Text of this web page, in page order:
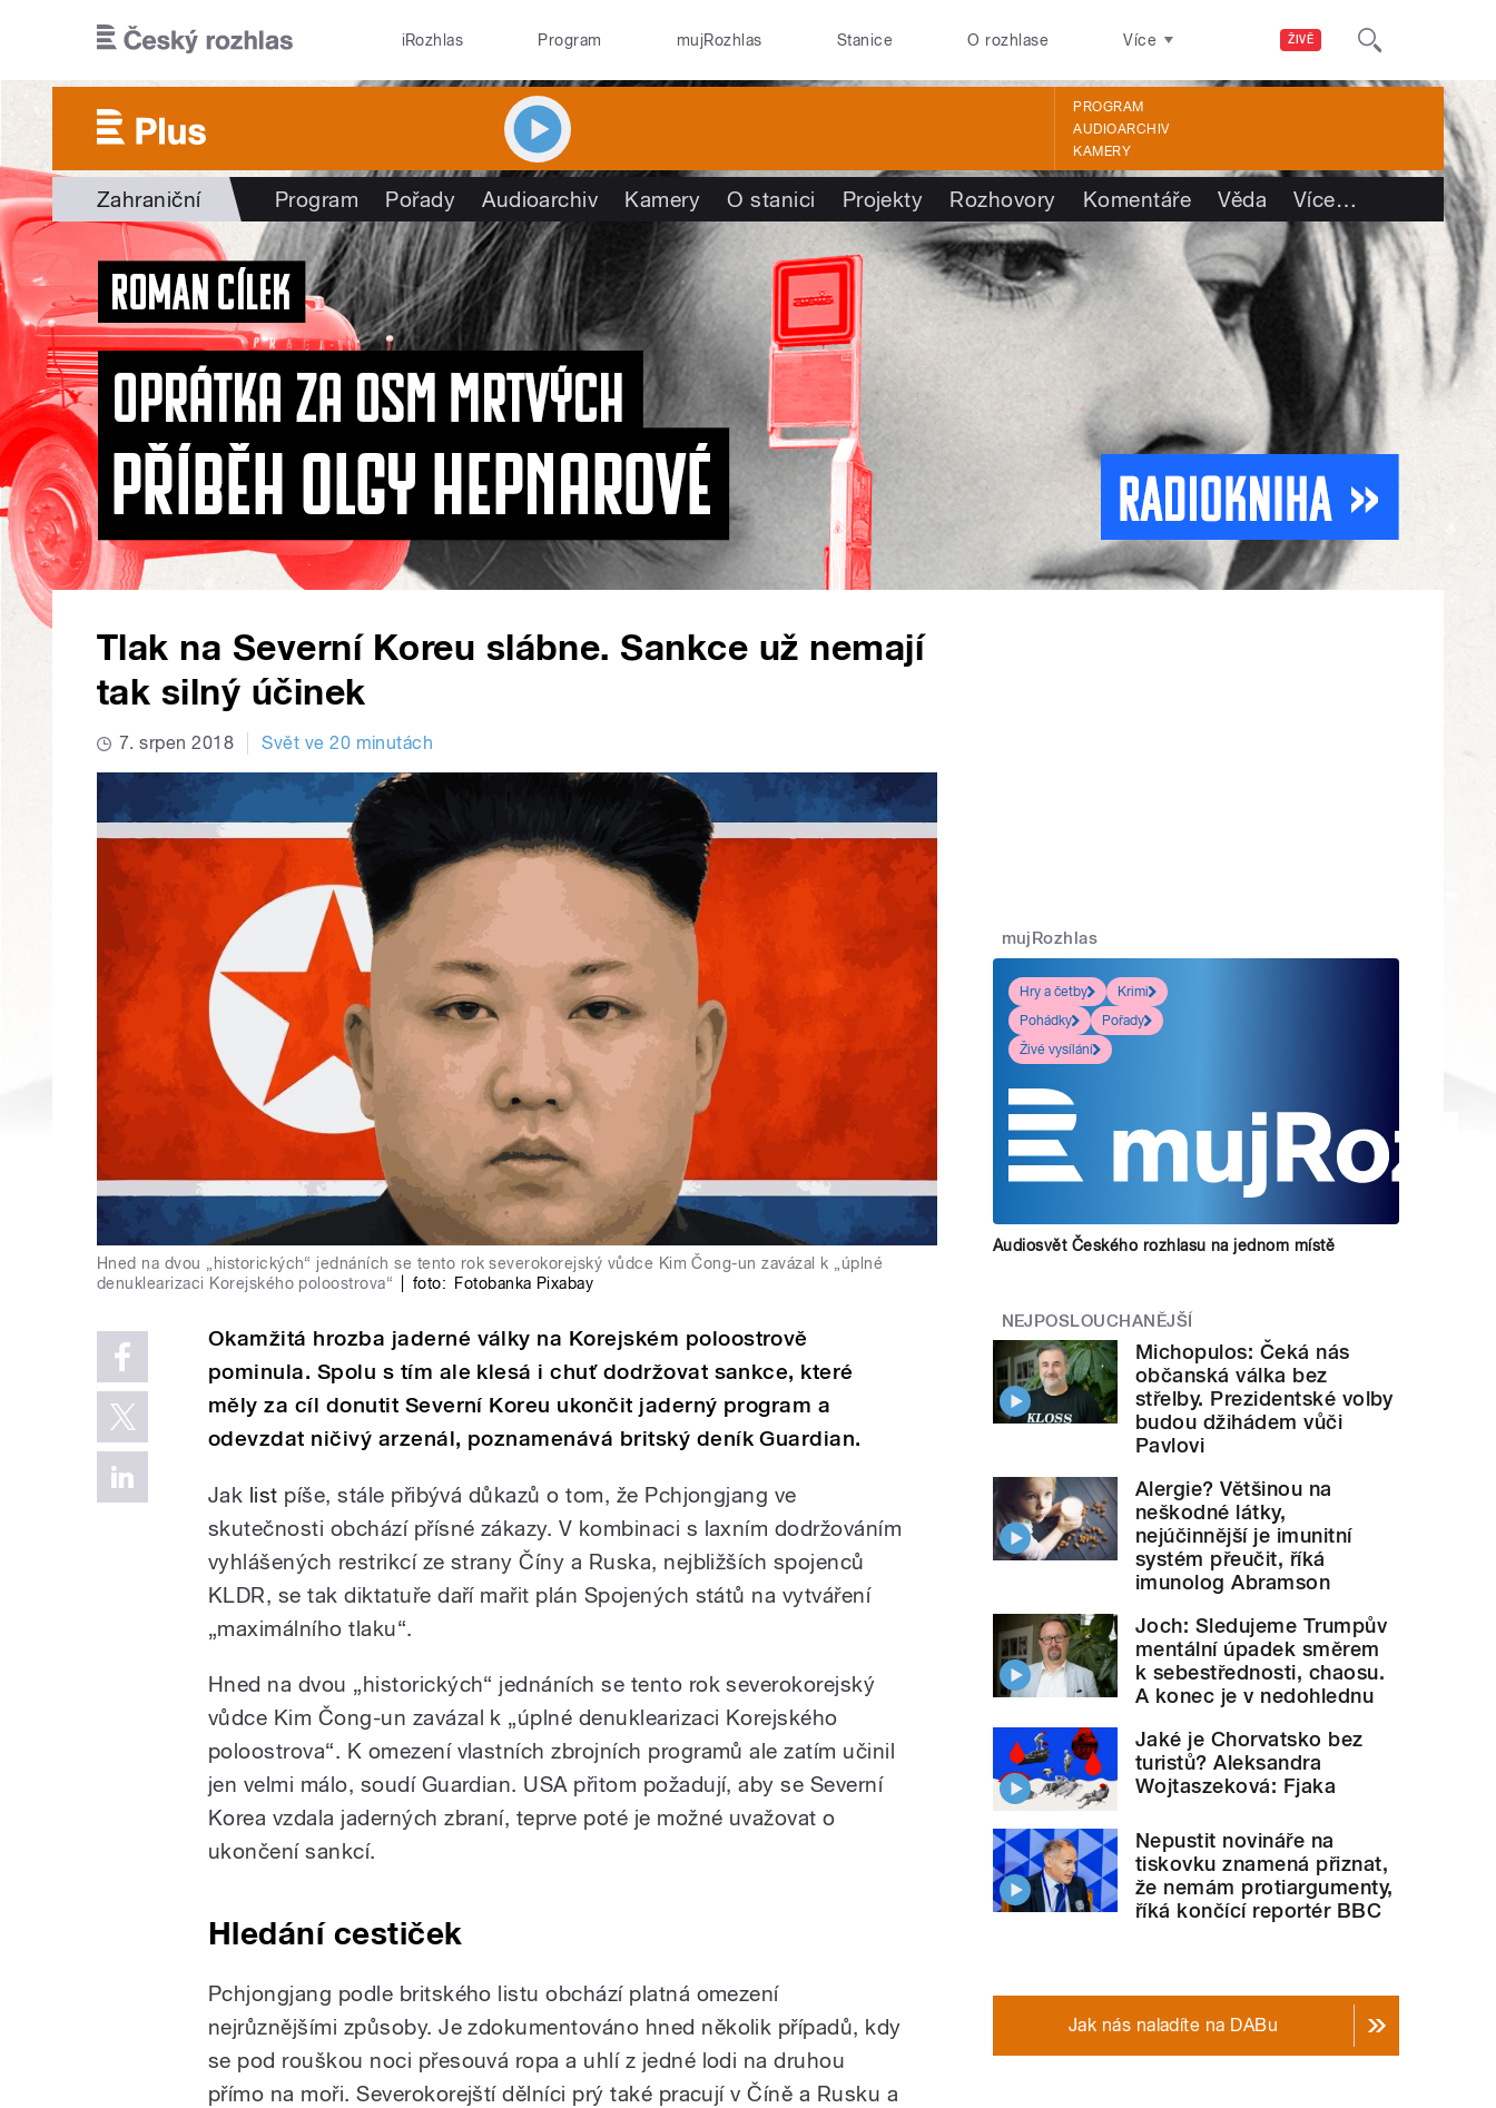
ŽIVĚ
iRozhlas Program mujRozhlas Stanice O rozhlase Více
PROGRAM
AUDIOARCHIV
KAMERY
Zahraniční Program Pořady Audioarchiv Kamery O stanici Projekty Rozhovory Komentáře Věda Více…
Tlak na Severní Koreu slábne. Sankce už nemají
tak silný účinek
7. srpen 2018 Svět ve 20 minutách
Hned na dvou „historických“ jednáních se tento rok severokorejský vůdce Kim Čong-un zavázal k „úplné
denuklearizaci Korejského poloostrova“
foto: Fotobanka Pixabay
Okamžitá hrozba jaderné války na Korejském poloostrově
pominula. Spolu s tím ale klesá i chuť dodržovat sankce, které
měly za cíl donutit Severní Koreu ukončit jaderný program a
odevzdat ničivý arzenál, poznamenává britský deník Guardian.
Jak list píše, stále přibývá důkazů o tom, že Pchjongjang ve
skutečnosti obchází přísné zákazy. V kombinaci s laxním dodržováním
vyhlášených restrikcí ze strany Číny a Ruska, nejbližších spojenců
KLDR, se tak diktatuře daří mařit plán Spojených států na vytváření
„maximálního tlaku“.
Hned na dvou „historických“ jednáních se tento rok severokorejský
vůdce Kim Čong-un zavázal k „úplné denuklearizaci Korejského
poloostrova“. K omezení vlastních zbrojních programů ale zatím učinil
jen velmi málo, soudí Guardian. USA přitom požadují, aby se Severní
Korea vzdala jaderných zbraní, teprve poté je možné uvažovat o
ukončení sankcí.
Hledání cestiček
Pchjongjang podle britského listu obchází platná omezení
nejrůznějšími způsoby. Je zdokumentováno hned několik případů, kdy
se pod rouškou noci přesouvá ropa a uhlí z jedné lodi na druhou
přímo na moři. Severokorejští dělníci prý také pracují v Číně a Rusku a
mujRozhlas
Hry a četby
Krimi
Pohádky
Pořady
Živé vysílání
Audiosvět Českého rozhlasu na jednom místě
NEJPOSLOUCHANĚJŠÍ
Michopulos: Čeká nás
občanská válka bez
střelby. Prezidentské volby
budou džihádem vůči
Pavlovi
Alergie? Většinou na
neškodné látky,
nejúčinnější je imunitní
systém přeučit, říká
imunolog Abramson
Joch: Sledujeme Trumpův
mentální úpadek směrem
k sebestřednosti, chaosu.
A konec je v nedohlednu
Jaké je Chorvatsko bez
turistů? Aleksandra
Wojtaszeková: Fjaka
Nepustit novináře na
tiskovku znamená přiznat,
že nemám protiargumenty,
říká končící reportér BBC
Jak nás naladíte na DABu